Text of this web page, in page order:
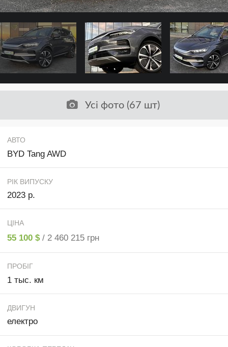
Усі фото (67 шт)
АВТО
BYD Tang AWD
РІК ВИПУСКУ
2023 р.
ЦІНА
55 100 $ / 2 460 215 грн
ПРОБІГ
1 тыс. км
ДВИГУН
електро